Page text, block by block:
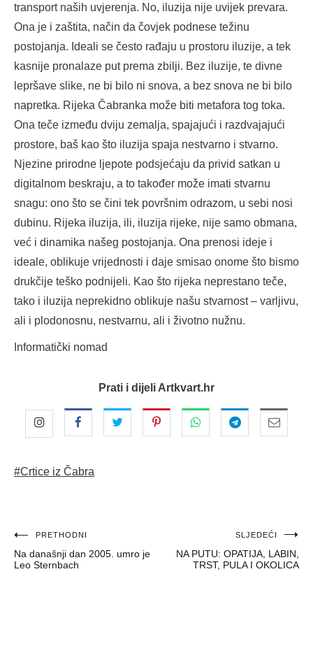
transport naših uvjerenja. No, iluzija nije uvijek prevara.
Ona je i zaštita, način da čovjek podnese težinu
postojanja. Ideali se često rađaju u prostoru iluzije, a tek
kasnije pronalaze put prema zbilji. Bez iluzije, te divne
lepršave slike, ne bi bilo ni snova, a bez snova ne bi bilo
napretka. Rijeka Čabranka može biti metafora tog toka.
Ona teče između dviju zemalja, spajajući i razdvajajući
prostore, baš kao što iluzija spaja nestvarno i stvarno.
Njezine prirodne ljepote podsjećaju da privid satkan u
digitalnom beskraju, a to također može imati stvarnu
snagu: ono što se čini tek površnim odrazom, u sebi nosi
dubinu. Rijeka iluzija, ili, iluzija rijeke, nije samo obmana,
već i dinamika našeg postojanja. Ona prenosi ideje i
ideale, oblikuje vrijednosti i daje smisao onome što bismo
drukčije teško podnijeli. Kao što rijeka neprestano teče,
tako i iluzija neprekidno oblikuje našu stvarnost – varljivu,
ali i plodonosnu, nestvarnu, ali i životno nužnu.
Informatički nomad
Prati i dijeli Artkvart.hr
#Crtice iz Čabra
Navigacija
objava
PRETHODNI
Na današnji dan 2005. umro je
Leo Sternbach
SLJEDEĆI
NA PUTU: OPATIJA, LABIN,
TRST, PULA I OKOLICA